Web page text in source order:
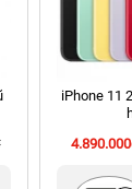
Hồ Chí Minh (Bình
Vũng Tàu, Hồ Chí
Sơn Nhất, Hồ Chí
iPhone 11